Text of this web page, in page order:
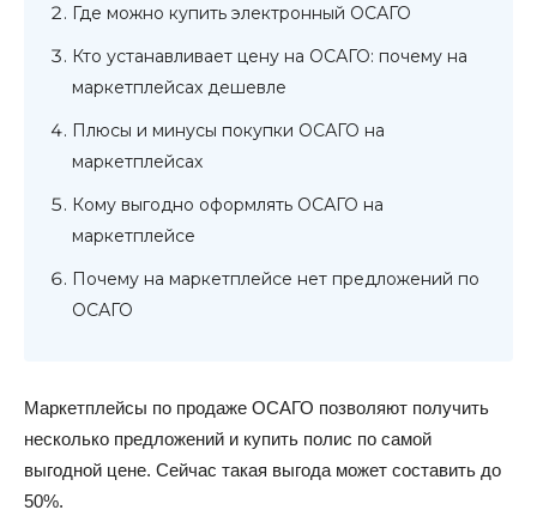
Где можно купить электронный ОСАГО
Кто устанавливает цену на ОСАГО: почему на
маркетплейсах дешевле
Плюсы и минусы покупки ОСАГО на
маркетплейсах
Кому выгодно оформлять ОСАГО на
маркетплейсе
Почему на маркетплейсе нет предложений по
ОСАГО
Маркетплейсы по продаже ОСАГО позволяют получить
несколько предложений и купить полис по самой
выгодной цене. Сейчас такая выгода может составить до
50%.